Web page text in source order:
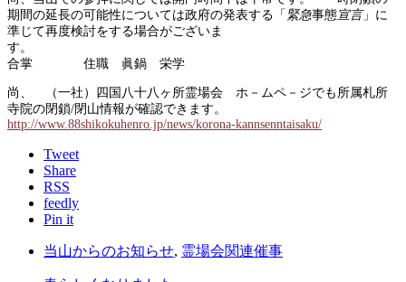
期間の延長の可能性については政府の発表する「 緊急事態宣言」に
準じて再度検討をする場合がございま
す
合掌 住職 眞鍋 栄学
尚、 （一社）四国八十八ヶ所霊場会 ホ－ムペ－ジでも所属札所
寺院の閉鎖/閉山情報が確認できます。
http://www.88shikokuhenro.jp/news/korona-kannsenntaisaku/
Tweet
Share
RSS
feedly
Pin it
当山からのお知らせ, 霊場会関連催事